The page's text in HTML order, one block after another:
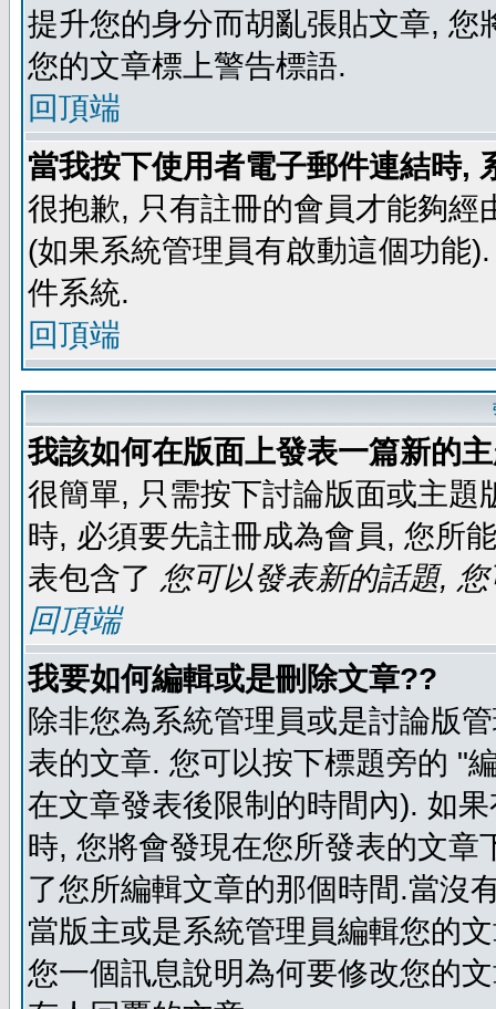
提升您的身分而胡亂張貼文章,
您的文章標上警告標語.
回頂端
當我按下使用者電子郵件連結時,
很抱歉, 只有註冊的會員才能夠
(如果系統管理員有啟動這個功能
件系統.
回頂端
我該如何在版面上發表一篇新的
很簡單, 只需按下討論版面或主
時, 必須要先註冊成為會員, 您所
表包含了 您可以發表新的話題,
回頂端
我要如何編輯或是刪除文章??
除非您為系統管理員或是討論版
表的文章. 您可以按下標題旁的 "
在文章發表後限制的時間內). 如
時, 您將會發現在您所發表的文
了您所編輯文章的那個時間.當沒
當版主或是系統管理員編輯您的
您一個訊息說明為何要修改您的